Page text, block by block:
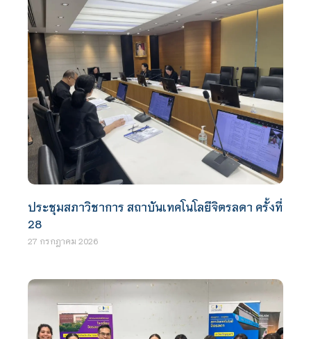
ประชุมสภาวิชาการ สถาบันเทคโนโลยีจิตรลดา ครั้งที่
28
27 กรกฎาคม 2026